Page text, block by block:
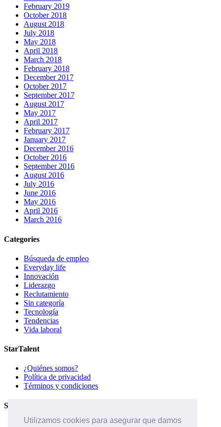
Utilizamos cookies para asegurar que damos
February 2019
October 2018
August 2018
July 2018
May 2018
April 2018
March 2018
February 2018
December 2017
October 2017
September 2017
August 2017
May 2017
April 2017
February 2017
January 2017
December 2016
October 2016
September 2016
August 2016
July 2016
June 2016
May 2016
April 2016
March 2016
Categories
Búsqueda de empleo
Everyday life
Innovación
Liderazgo
Reclutamiento
Sin categoría
Tecnología
Tendencias
Vida laboral
StarTalent
¿Quiénes somos?
Política de privacidad
Términos y condiciones
Servicios
Páginas de carreras